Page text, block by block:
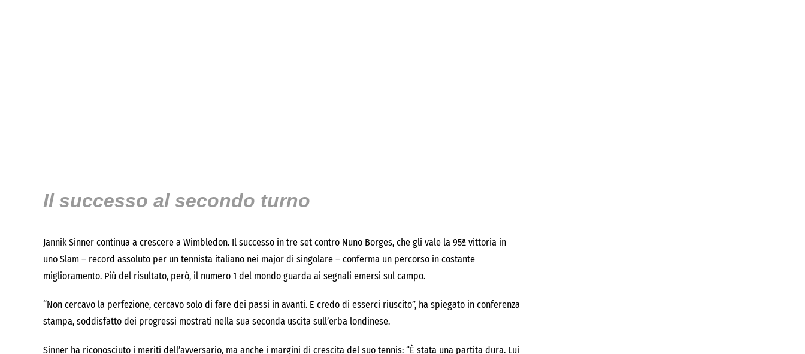
Il successo al secondo turno
Jannik Sinner continua a crescere a Wimbledon. Il successo in tre set contro Nuno Borges, che gli vale la 95ª vittoria in
uno Slam – record assoluto per un tennista italiano nei major di singolare – conferma un percorso in costante
miglioramento. Più del risultato, però, il numero 1 del mondo guarda ai segnali emersi sul campo.
“Non cercavo la perfezione, cercavo solo di fare dei passi in avanti. E credo di esserci riuscito”, ha spiegato in conferenza
stampa, soddisfatto dei progressi mostrati nella sua seconda uscita sull’erba londinese.
Sinner ha riconosciuto i meriti dell’avversario, ma anche i margini di crescita del suo tennis: “È stata una partita dura. Lui